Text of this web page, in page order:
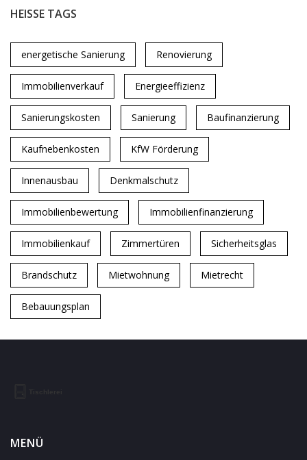
HEISSE TAGS
energetische Sanierung Renovierung
Immobilienverkauf Energieeffizienz
Sanierungskosten Sanierung Baufinanzierung
Kaufnebenkosten KfW Förderung
Innenausbau Denkmalschutz
Immobilienbewertung Immobilienfinanzierung
Immobilienkauf Zimmertüren Sicherheitsglas
Brandschutz Mietwohnung Mietrecht
Bebauungsplan
MENÜ